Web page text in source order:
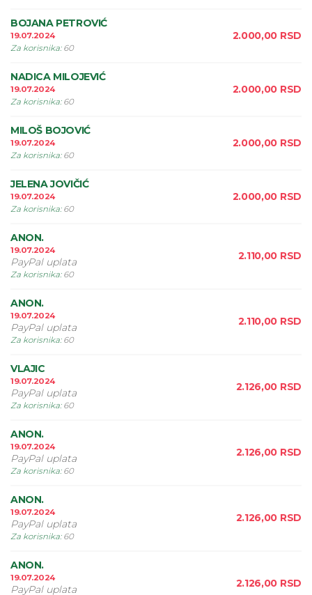
BOJANA PETROVIĆ
19.07.2024
Za korisnika: 60
2.000,00 RSD
NADICA MILOJEVIĆ
19.07.2024
Za korisnika: 60
2.000,00 RSD
MILOŠ BOJOVIĆ
19.07.2024
Za korisnika: 60
2.000,00 RSD
JELENA JOVIČIĆ
19.07.2024
Za korisnika: 60
2.000,00 RSD
ANON.
19.07.2024
PayPal uplata
Za korisnika: 60
2.110,00 RSD
ANON.
19.07.2024
PayPal uplata
Za korisnika: 60
2.110,00 RSD
VLAJIC
19.07.2024
PayPal uplata
Za korisnika: 60
2.126,00 RSD
ANON.
19.07.2024
PayPal uplata
Za korisnika: 60
2.126,00 RSD
ANON.
19.07.2024
PayPal uplata
Za korisnika: 60
2.126,00 RSD
ANON.
19.07.2024
PayPal uplata 2.126,00 RSD